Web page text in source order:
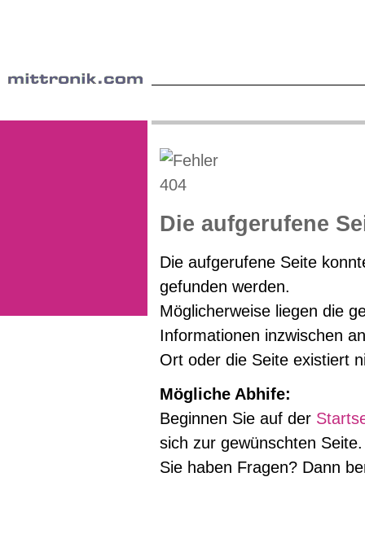
Die aufgerufene
Die aufgerufene Seite
gefunden werden.
Möglicherweise liegen die
Informationen inzwischen
Ort oder die Seite existiert
Mögliche Abhife:
Beginnen Sie auf der
sich zur gewünschten Seite.
Sie haben Fragen? Dann